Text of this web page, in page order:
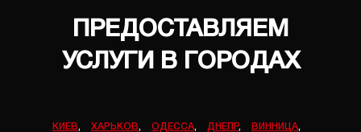
ПРЕДОСТАВЛЯЕМ
УСЛУГИ В ГОРОДАХ
КИЕВ, ХАРЬКОВ, ОДЕССА, ДНЕПР, ВИННИЦА,